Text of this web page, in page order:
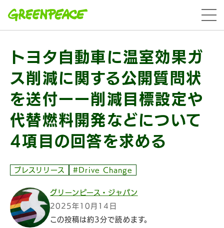
menu
トヨタ自動車に温室効果ガ
ス削減に関する公開質問状
を送付ーー削減目標設定や
代替燃料開発などについて
4項目の回答を求める
プレスリリース #Drive Change
グリーンピース・ジャパン
2025年10月14日
この投稿は約3分で読めます。